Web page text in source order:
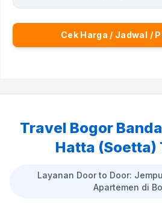
Cek Harga / Jadwal /
Travel Bogor
Hatta (Soetta)
Layanan Door to Door:
Apartemen di